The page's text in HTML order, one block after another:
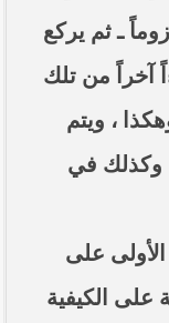
ـ ثم يركع
آخراً من تلك
، ويتم
، وكذلك في
الأولى على
على الكيفية